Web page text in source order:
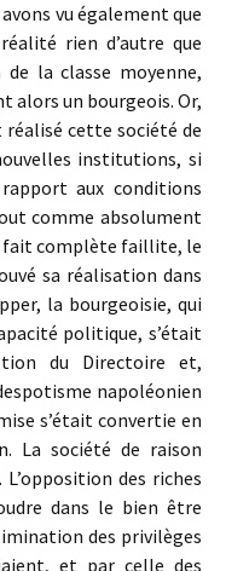
vu également que
rien d’autre que
la classe moyenne,
alors un bourgeois. Or,
cette société de
institutions, si
aux conditions
comme absolument
fait complète faillite, le
sa réalisation dans
la bourgeoisie, qui
politique, s’était
du Directoire et,
napoléonien
s’était convertie en
La société de raison
des riches
dans le bien être
des privilèges
et par celle des